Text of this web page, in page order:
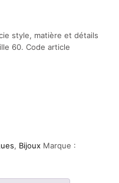
style, matière et détails
60. Code article
, Bijoux Marque :